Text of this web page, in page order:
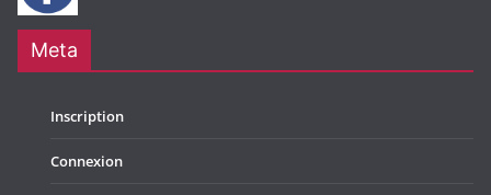
Meta
Inscription
Connexion